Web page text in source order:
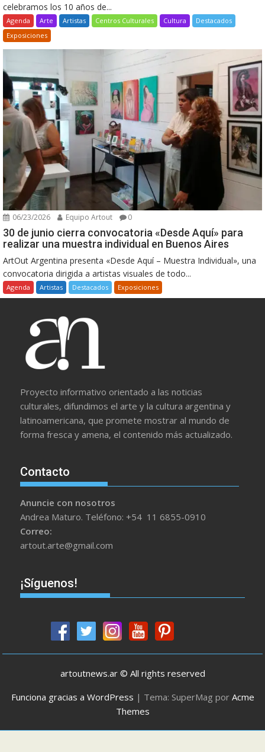
celebramos los 10 años de...
Agenda Arte Artistas Centros Culturales Cultura
Destacados
Exposiciones
06/23/2026 Equipo Artout 0
30 de junio cierra convocatoria «Desde Aquí» para
realizar una muestra individual en Buenos Aires
ArtOut Argentina presenta «Desde Aquí – Muestra Individual», una
convocatoria dirigida a artistas visuales de todo...
Agenda Artistas Destacados Exposiciones
Proyecto informativo orientado a las noticias
culturales, difundimos el arte y la cultura argentina y
latinoamericana, que promete mostrar al mundo de
forma fresca y amena, el contenido más actualizado.
Contacto
Anuncie con nosotros
Andrea Maturo. Teléfono: +54 11 6855-0910
Correo:
artout.arte@gmail.com
¡Síguenos!
artoutnews.ar © All rights reserved
Funciona gracias a WordPress | Tema: SuperMag por Acme
Themes